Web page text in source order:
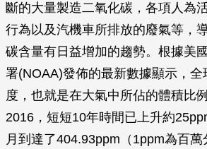
斷的大量製造二氧化碳，各項人為
行為以及汽機車所排放的廢氣等，
碳含量有日益增加的趨勢。根據美
署(NOAA)發佈的最新數據顯示，全
度，也就是在大氣中所佔的體積比
2016，短短10年時間已上升約
月到達了404.93ppm（1ppm為百萬